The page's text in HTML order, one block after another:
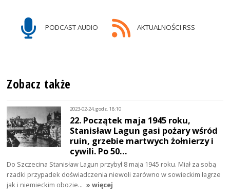
PODCAST AUDIO AKTUALNOŚCI RSS
Zobacz także
2023-02-24, godz. 18:10
22. Początek maja 1945 roku,
Stanisław Lagun gasi pożary wśród
ruin, grzebie martwych żołnierzy i
cywili. Po 50…
Do Szczecina Stanisław Lagun przybył 8 maja 1945 roku. Miał za sobą
rzadki przypadek doświadczenia niewoli zarówno w sowieckim łagrze
jak i niemieckim obozie… » więcej